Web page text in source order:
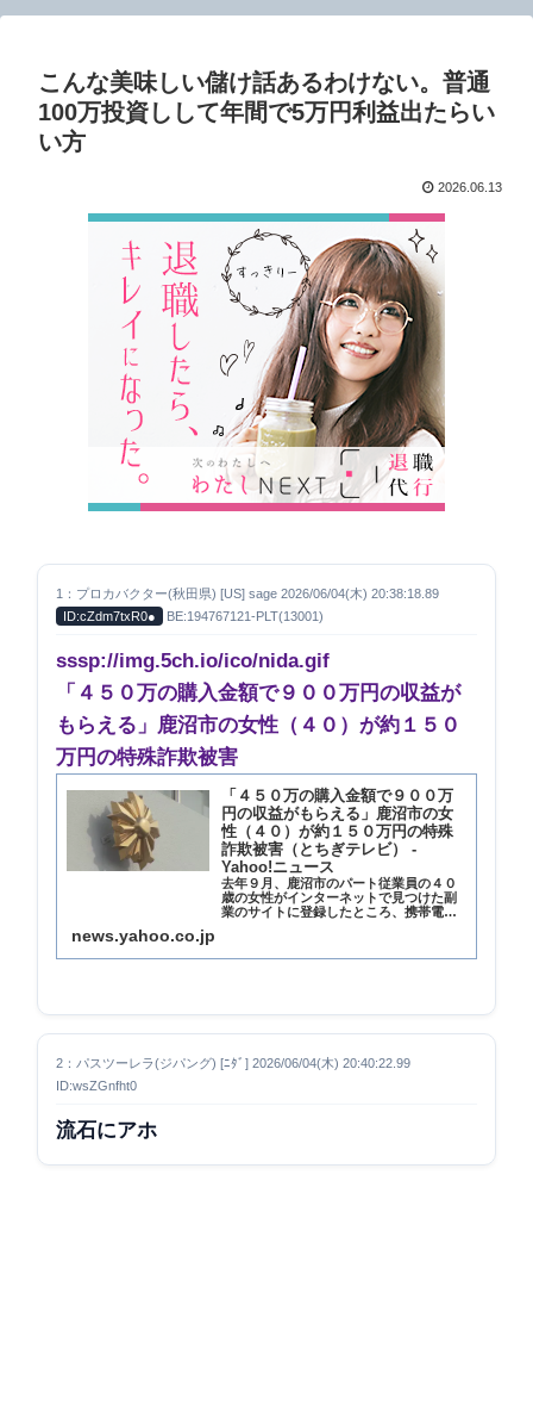
こんな美味しい儲け話あるわけない。普通
100万投資しして年間で5万円利益出たらい
い方
2026.06.13
1：プロカバクター(秋田県) [US] sage 2026/06/04(木) 20:38:18.89
ID:cZdm7txR0●
BE:194767121-PLT(13001)
sssp://img.5ch.io/ico/nida.gif
「４５０万の購入金額で９００万円の収益が
もらえる」鹿沼市の女性（４０）が約１５０
万円の特殊詐欺被害
「４５０万の購入金額で９００万
円の収益がもらえる」鹿沼市の女
性（４０）が約１５０万円の特殊
詐欺被害（とちぎテレビ） -
Yahoo!ニュース
去年９月、鹿沼市のパート従業員の４０
歳の女性がインターネットで見つけた副
業のサイトに登録したところ、携帯電話
news.yahoo.co.jp
2：パスツーレラ(ジパング) [ﾆﾀﾞ] 2026/06/04(木) 20:40:22.99
ID:wsZGnfht0
流石にアホ